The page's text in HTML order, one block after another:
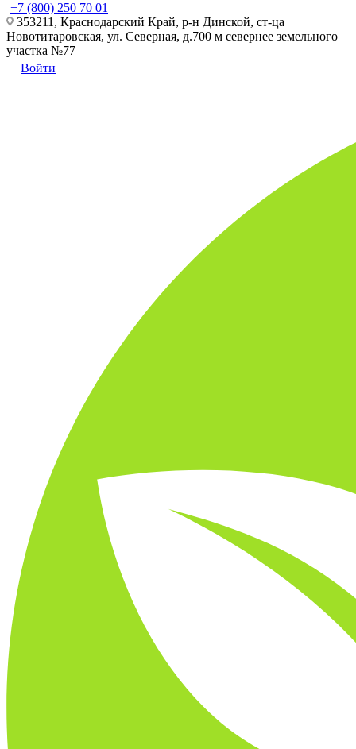
+7 (800) 250 70 01
353211, Краснодарский Край, р-н Динской, ст-ца
Новотитаровская, ул. Северная, д.700 м севернее земельного
участка №77
Войти